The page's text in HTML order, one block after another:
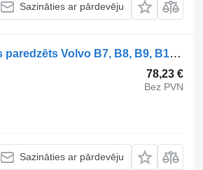
Sazināties ar pārdevēju
WABCO B9 (01.10-) 9125120140 pneimatiskais kompresors paredzēts Volvo B7, B8, B9, B12 bus (2005-) autobusa
78,23 €
Bez PVN
Sazināties ar pārdevēju